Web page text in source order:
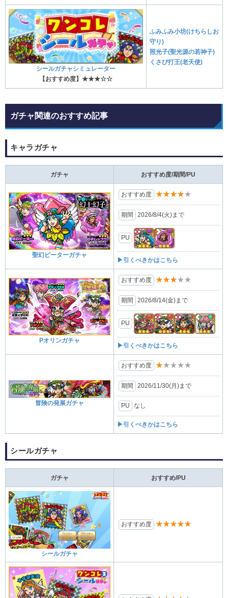
シールガチャシミュレーター
【おすすめ度】★★★☆☆
ふみふみ小坊(けちらしお
守り)
照光子(聖光源の若神子)
くさび打王(老天使)
ガチャ関連のおすすめ記事
キャラガチャ
ガチャ おすすめ度/期間/PU
聖幻ピーターガチャ
おすすめ度 ★★★★★
期間 2026/8/4(⽕)まで
PU
▶引くべきかはこちら
Pオリンガチャ
おすすめ度 ★★★★★
期間 2026/8/14(金)まで
PU
▶引くべきかはこちら
冒険の発展ガチャ
おすすめ度 ★★★★★
期間 2026/11/30(月)まで
PU なし
▶引くべきかはこちら
シールガチャ
ガチャ おすすめ/PU
シールガチャ
おすすめ度 ★★★★★